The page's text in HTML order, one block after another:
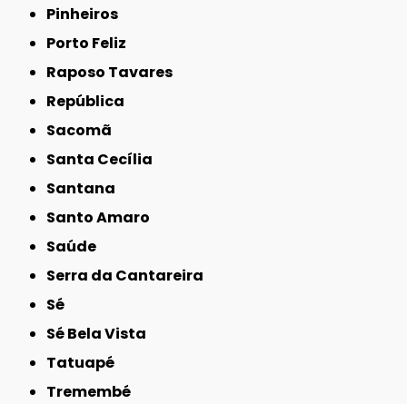
Pinheiros
Porto Feliz
Raposo Tavares
República
Sacomã
Santa Cecília
Santana
Santo Amaro
Saúde
Serra da Cantareira
Sé
Sé Bela Vista
Tatuapé
Tremembé